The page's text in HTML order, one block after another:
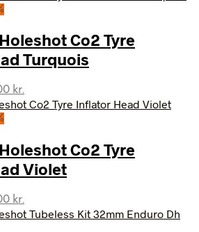
kr..178,00 kr..Co2 Tyre
Turquois
kr..
kr.
aktuelle
152,00 kr..Co2 Tyre
Violet
kr.
aktuelle